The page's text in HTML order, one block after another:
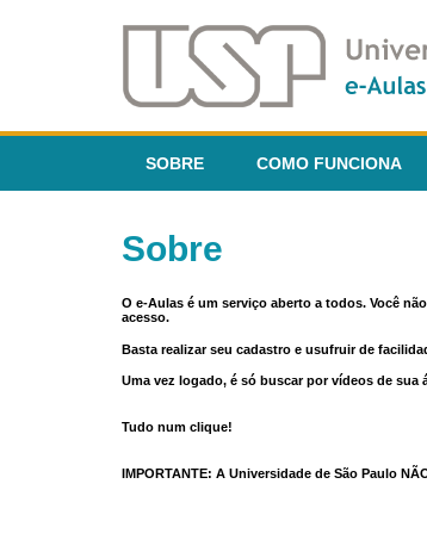
SOBRE COMO FUNCIONA
Sobre
O e-Aulas é um serviço aberto a todos. Você
acesso.
Basta realizar seu cadastro e usufruir de
Uma vez logado, é só buscar por vídeos de sua
Tudo num clique!
IMPORTANTE: A Universidade de São Paulo